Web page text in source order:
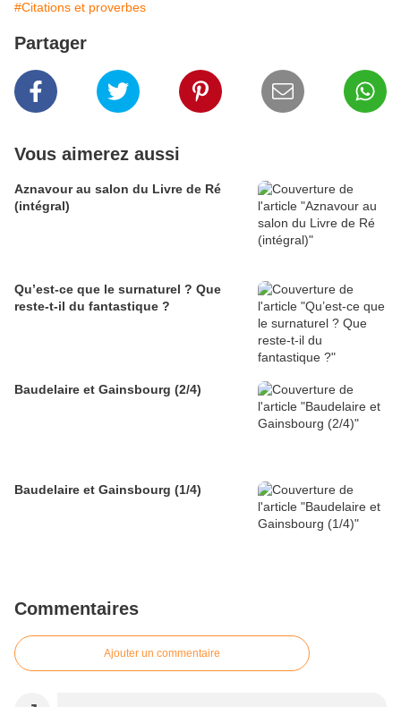
#Citations et proverbes
Partager
Vous aimerez aussi
Aznavour au salon du Livre de Ré
(intégral)
Qu’est-ce que le surnaturel ? Que
reste-t-il du fantastique ?
Baudelaire et Gainsbourg (2/4)
Baudelaire et Gainsbourg (1/4)
Commentaires
Ajouter un commentaire